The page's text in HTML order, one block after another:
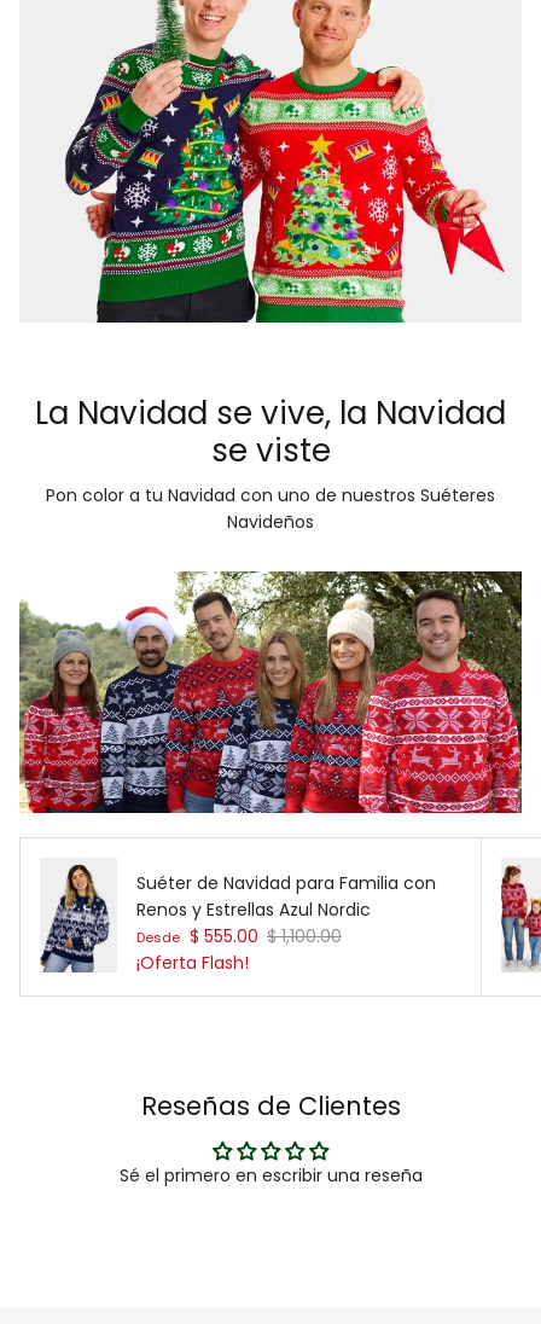
La Navidad se vive, la Navidad
se viste
Pon color a tu Navidad con uno de nuestros Suéteres
Navideños
Suéter de Navidad para Familia con
Renos y Estrellas Azul Nordic
Precio de venta
Desde $ 555.00 Precio normal
$ 1,100.00
¡Oferta Flash!
Reseñas de Clientes
Sé el primero en escribir una reseña